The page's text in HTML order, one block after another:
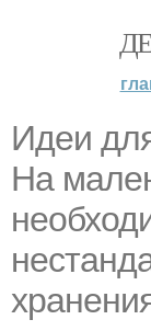
Идеи
На